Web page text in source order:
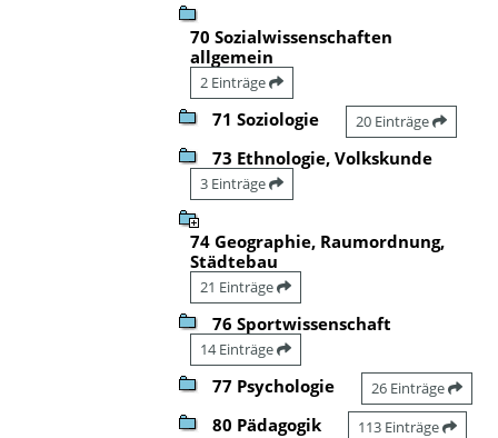
70 Sozialwissenschaften
allgemein
2 Einträge
71 Soziologie 20 Einträge
73 Ethnologie, Volkskunde
3 Einträge
74 Geographie, Raumordnung,
Städtebau
21 Einträge
76 Sportwissenschaft
14 Einträge
77 Psychologie 26 Einträge
80 Pädagogik 113 Einträge